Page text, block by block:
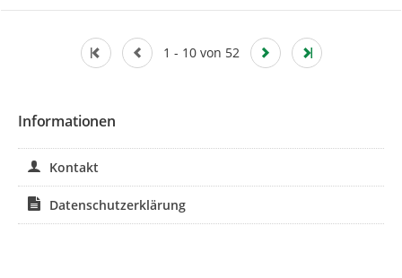
1 - 10 von 52
Informationen
Kontakt
Datenschutzerklärung